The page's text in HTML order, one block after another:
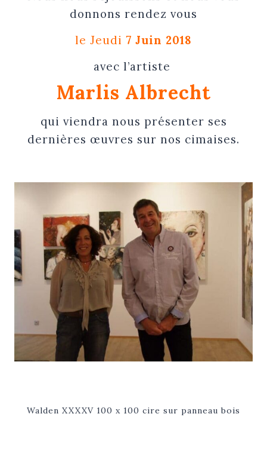
donnons rendez vous
le Jeudi 7 Juin 2018
avec l’artiste
Marlis Albrecht
qui viendra nous présenter ses
dernières œuvres sur nos cimaises.
Walden XXXXV 100 x 100 cire sur panneau bois